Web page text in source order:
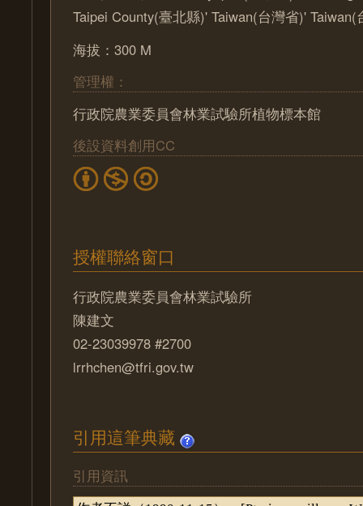
Taipei County(臺北縣)' Taiwan(台灣省)' Taiwan(
海拔：300 M
管理權：
行政院農業委員會林業試驗所植物標本館
後設資料創用CC
授權聯絡窗口
行政院農業委員會林業試驗所
陳建文
02-23039978 #2700
lrrhchen@tfri.gov.tw
引用這筆典藏
引用資訊